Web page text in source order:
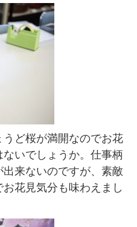
ど桜が満開なのでお花
いでしょうか。仕事柄
来ないのですが、素敵
花見気分も味わえまし